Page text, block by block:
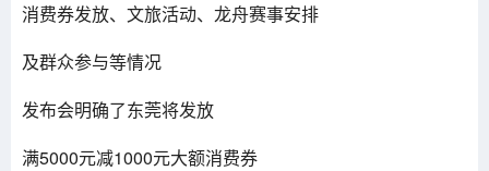
消费券发放、文旅活动、龙舟赛事安排
及群众参与等情况
发布会明确了东莞将发放
满5000元减1000元大额消费券